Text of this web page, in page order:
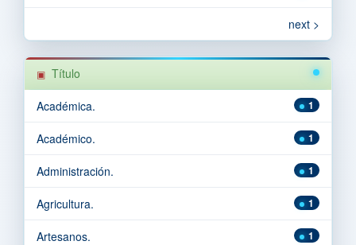
next >
Título
1
Académica.
1
Académico.
1
Administración.
1
Agricultura.
1
Artesanos.